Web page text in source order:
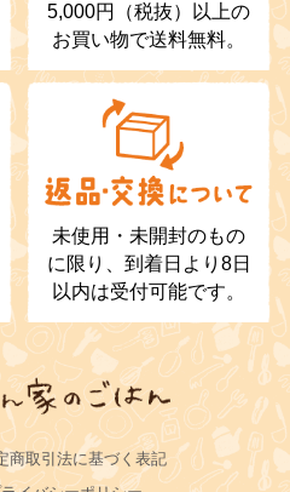
5,000円（税抜）以上の
お買い物で送料無料。
未使用・未開封のもの
に限り、到着日より8日
以内は受付可能です。
商取引法に基づく表記